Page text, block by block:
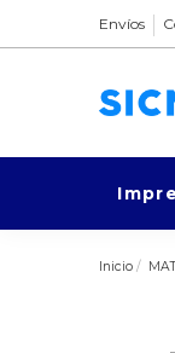
Envíos
Inicio